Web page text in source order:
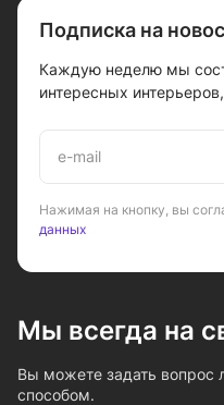
Подписка на
Каждую неделю мы
интересных
Нажимая на кнопку, вы
данных
Мы всегда на
Вы можете задать
способом.